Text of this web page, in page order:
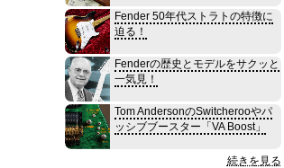
Fender 50年代ストラトの特徴に
迫る！
Fenderの歴史とモデルをサクッと
一気見！
Tom AndersonのSwitcherooやパ
ッシブブースター「VA Boost」
続きを見る